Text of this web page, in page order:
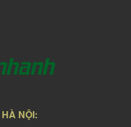
NỘI: